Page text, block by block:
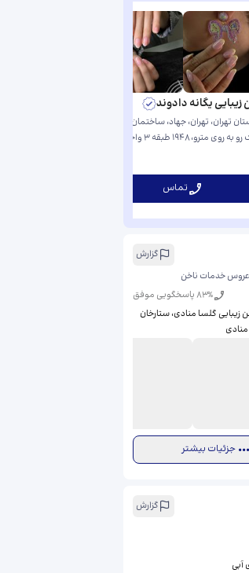
زیبایی یگانه دادوند
تهران، تهران، جهاد، ساختمان شماره
به روی مترو، ​۱۹۴۸ طبقه ۳ واحد ۵۴
تماس
گزارش
عروس خدمات ناخن
83% پاسخگویی موفق
خیابان کوثر دوم کوچه مینو پلاک 8 زنگ 1 سالن زیبایی گلسا منادی، ​ستارخان
جزئیات بیشتر
گزارش
آبی